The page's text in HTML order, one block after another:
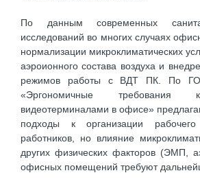
По данным современных
исследований во многих случаях
нормализации микроклиматических
аэроионного состава воздуха и
режимов работы с ВДТ ПК. По
«Эргономичные
видеотерминалами в офисе»
подходы к организации
работников, но влияние
других физических факторов (ЭМП,
офисных помещений требуют